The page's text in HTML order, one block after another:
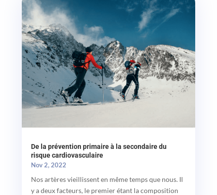
De la prévention primaire à la secondaire du
risque cardiovasculaire
Nov 2, 2022
Nos artères vieillissent en même temps que nous. Il
y a deux facteurs, le premier étant la composition